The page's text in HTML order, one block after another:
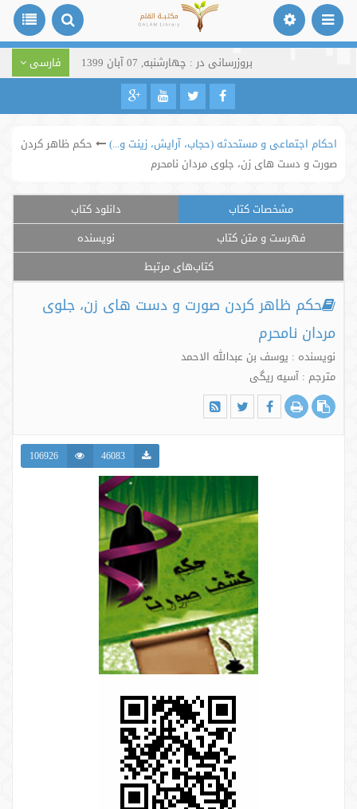
بروزرسانی در : چهارشنبه, 07 آبان 1399 فارسی
احکام اجتماعی و مستحدثه (حجاب، آرایش، زینت و...)
حکم ظاهر کردن
صورت و دست های زن، جلوی مردان نامحرم
مشخصات کتاب
دانلود کتاب
فهرست و متن کتاب
نویسنده
کتاب‌های مرتبط
حکم ظاهر کردن صورت و دست های زن، جلوی
مردان نامحرم
نویسنده : یوسف بن عبدالله الاحمد
مترجم : آسیه ریگی
46083
106926